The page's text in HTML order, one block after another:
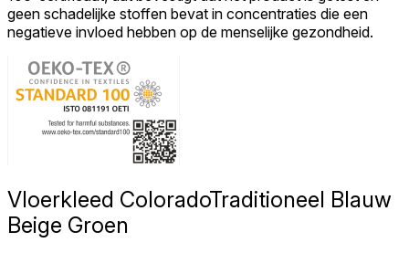
geen schadelijke stoffen bevat in concentraties die een
negatieve invloed hebben op de menselijke gezondheid.
Vloerkleed ColoradoTraditioneel Blauw
Beige Groen